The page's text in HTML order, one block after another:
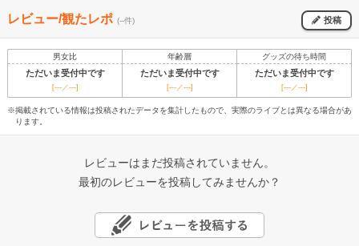
レビュー/観たレポ (--件) 投稿
男女比 年齢層 グッズの待ち時間
ただいま受付中です ただいま受付中です ただいま受付中です
[---／---] [---／---] [---／---]
※掲載されている情報は投稿されたデータを集計したもので、実際のライブとは異なる場合があ
ります。
レビューはまだ投稿されていません。
最初のレビューを投稿してみませんか？